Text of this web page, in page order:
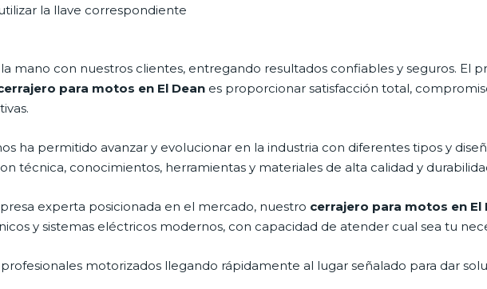
la llave correspondiente
mano con nuestros clientes, entregando resultados confiables y seguros. El
para motos en El Dean es proporcionar satisfacción total,
ha permitido avanzar y evolucionar en la industria con diferentes tipos y
técnica, conocimientos, herramientas y materiales de alta calidad y
experta posicionada en el mercado, nuestro cerrajero para motos en El
y sistemas eléctricos modernos, con capacidad de atender cual sea tu
motorizados llegando rápidamente al lugar señalado para dar